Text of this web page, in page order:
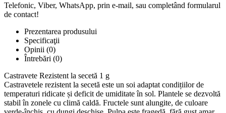
Telefonic, Viber, WhatsApp, prin e-mail, sau completând formularul
de contact!
Prezentarea produsului
Specificaţii
Opinii (0)
Întrebări (0)
Castravete Rezistent la secetă 1 g
Castravetele rezistent la secetă este un soi adaptat condițiilor de
temperaturi ridicate și deficit de umiditate în sol. Plantele se dezvoltă
stabil în zonele cu climă caldă. Fructele sunt alungite, de culoare